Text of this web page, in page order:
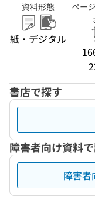
資料形態
紙・デジタル
ペー
書店で探す
障害者向け資料
障害者